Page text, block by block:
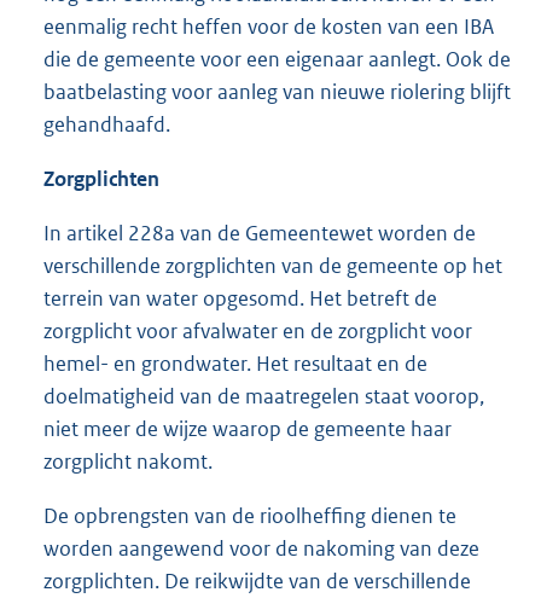
eenmalig recht heffen voor de kosten van een IBA
die de gemeente voor een eigenaar aanlegt. Ook de
baatbelasting voor aanleg van nieuwe riolering blijft
gehandhaafd.
Zorgplichten
In artikel 228a van de Gemeentewet worden de
verschillende zorgplichten van de gemeente op het
terrein van water opgesomd. Het betreft de
zorgplicht voor afvalwater en de zorgplicht voor
hemel- en grondwater. Het resultaat en de
doelmatigheid van de maatregelen staat voorop,
niet meer de wijze waarop de gemeente haar
zorgplicht nakomt.
De opbrengsten van de rioolheffing dienen te
worden aangewend voor de nakoming van deze
zorgplichten. De reikwijdte van de verschillende